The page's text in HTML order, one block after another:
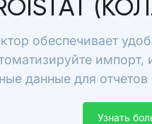
обеспечивает
импорт,
данные для отчетов
Узнать